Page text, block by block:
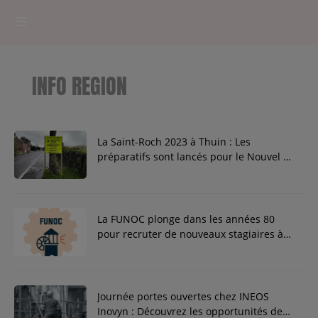
RADIOPLAYER
CK RADIO Line-up
PODCASTS
CONCOURS
Contact
INFO REGION
La Saint-Roch 2023 à Thuin : Les
préparatifs sont lancés pour le Nouvel An
La FUNOC plonge dans les années 80
pour recruter de nouveaux stagiaires à
Journée portes ouvertes chez INEOS
Inovyn : Découvrez les opportunités de